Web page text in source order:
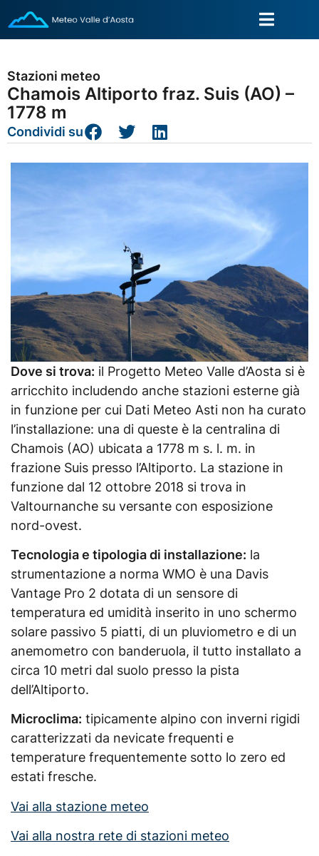
Stazioni meteo
Chamois Altiporto fraz. Suis (AO) –
1778 m
Condividi su
Dove si trova: il Progetto Meteo Valle d’Aosta si è
arricchito includendo anche stazioni esterne già
in funzione per cui Dati Meteo Asti non ha curato
l’installazione: una di queste è la centralina di
Chamois (AO) ubicata a 1778 m s. l. m. in
frazione Suis presso l’Altiporto. La stazione in
funzione dal 12 ottobre 2018 si trova in
Valtournanche su versante con esposizione
nord-ovest.
Tecnologia e tipologia di installazione: la
strumentazione a norma WMO è una Davis
Vantage Pro 2 dotata di un sensore di
temperatura ed umidità inserito in uno schermo
solare passivo 5 piatti, di un pluviometro e di un
anemometro con banderuola, il tutto installato a
circa 10 metri dal suolo presso la pista
dell’Altiporto.
Microclima: tipicamente alpino con inverni rigidi
caratterizzati da nevicate frequenti e
temperature frequentemente sotto lo zero ed
estati fresche.
Vai alla stazione meteo
Vai alla nostra rete di stazioni meteo